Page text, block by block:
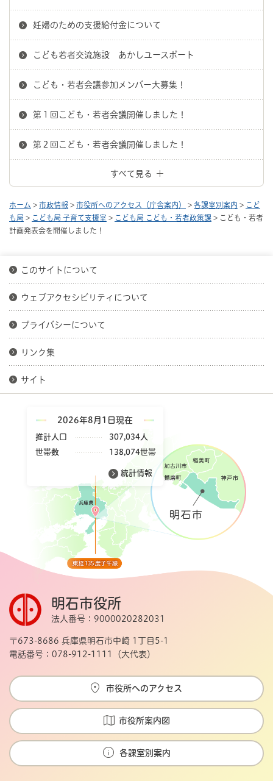
妊婦のための支援給付金について
こども若者交流施設 あかしユースポート
こども・若者会議参加メンバー大募集！
第１回こども・若者会議開催しました！
第２回こども・若者会議開催しました！
すべて見る
ホーム > 市政情報 > 市役所へのアクセス（庁舎案内） > 各課室別案内 > こど
も局 > こども局 子育て支援室 > こども局 こども・若者政策課 > こども・若者
計画発表会を開催しました！
このサイトについて
ウェブアクセシビリティについて
プライバシーについて
リンク集
サイト
2026年8月1日現在
推計人口
307,034人
世帯数
138,074世帯
統計情報
明石市役所
法人番号：9000020282031
〒673-8686 兵庫県明石市中崎 1丁目5-1
電話番号：078-912-1111（大代表）
市役所へのアクセス
市役所案内図
各課室別案内